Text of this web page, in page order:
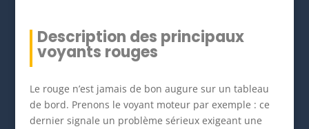
Description des principaux
voyants rouges
Le rouge n’est jamais de bon augure sur un tableau
de bord. Prenons le voyant moteur par exemple : ce
dernier signale un problème sérieux exigeant une